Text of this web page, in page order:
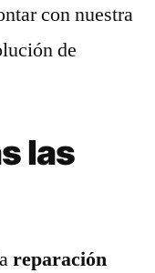
con nuestra
de
las
reparación